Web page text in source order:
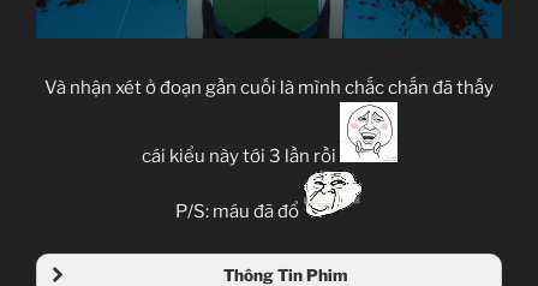
Và nhận xét ở đoạn gần cuối là mình chắc chắn đã thấy
cái kiểu này tới 3 lần rồi
P/S: máu đã đổ
Thông Tin Phim